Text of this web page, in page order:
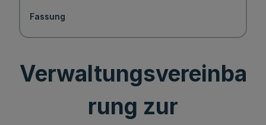
Fassung
Verwaltungsvereinba
rung zur